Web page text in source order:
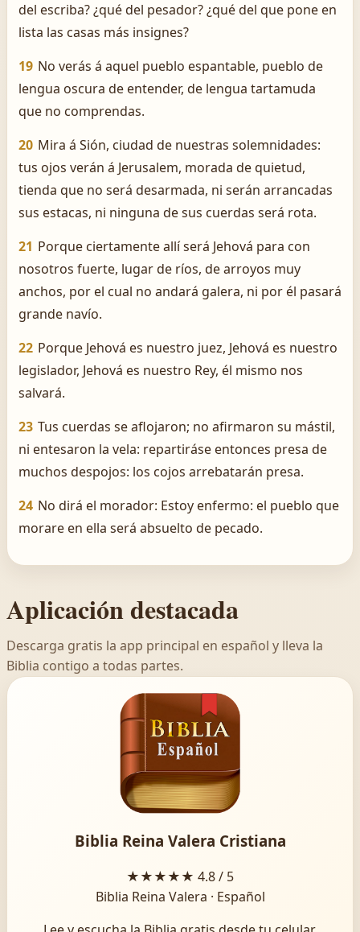
del escriba? ¿qué del pesador? ¿qué del que pone en
lista las casas más insignes?
19 No verás á aquel pueblo espantable, pueblo de
lengua oscura de entender, de lengua tartamuda
que no comprendas.
20 Mira á Sión, ciudad de nuestras solemnidades:
tus ojos verán á Jerusalem, morada de quietud,
tienda que no será desarmada, ni serán arrancadas
sus estacas, ni ninguna de sus cuerdas será rota.
21 Porque ciertamente allí será Jehová para con
nosotros fuerte, lugar de ríos, de arroyos muy
anchos, por el cual no andará galera, ni por él pasará
grande navío.
22 Porque Jehová es nuestro juez, Jehová es nuestro
legislador, Jehová es nuestro Rey, él mismo nos
salvará.
23 Tus cuerdas se aflojaron; no afirmaron su mástil,
ni entesaron la vela: repartiráse entonces presa de
muchos despojos: los cojos arrebatarán presa.
24 No dirá el morador: Estoy enfermo: el pueblo que
morare en ella será absuelto de pecado.
Aplicación destacada
Descarga gratis la app principal en español y lleva la
Biblia contigo a todas partes.
Biblia Reina Valera Cristiana
★★★★★ 4.8 / 5
Biblia Reina Valera · Español